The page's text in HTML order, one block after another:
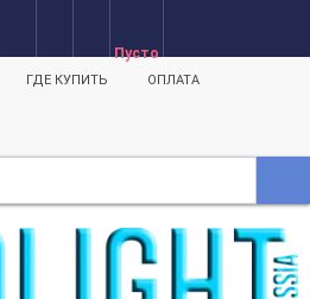
Пусто
ГДЕ КУПИТЬ ОПЛАТА